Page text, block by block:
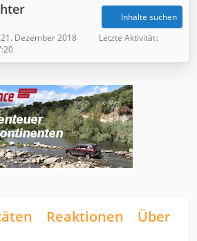
Inhalte suchen
21. Dezember 2018
Letzte Aktivität
Reaktionen Über